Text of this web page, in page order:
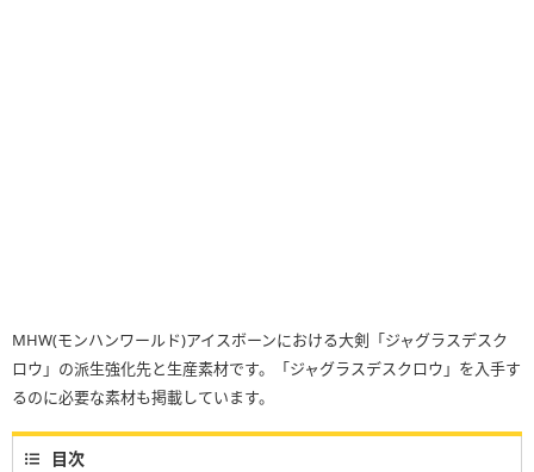
MHW(モンハンワールド)アイスボーンにおける大剣「ジャグラスデスク
ロウ」の派生強化先と生産素材です。「ジャグラスデスクロウ」を入手す
るのに必要な素材も掲載しています。
目次